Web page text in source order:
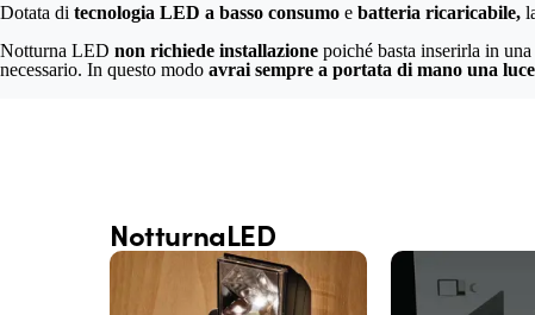
Dotata di tecnologia LED a basso consumo e batteria ricaricabile,
Notturna LED non richiede installazione poiché basta inserirla in
necessario. In questo modo avrai sempre a portata di mano una
NotturnaLED